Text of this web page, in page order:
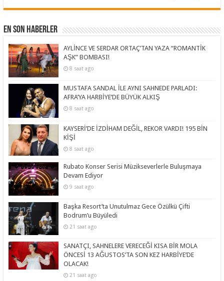
En Son Haberler
AYLİNCE VE SERDAR ORTAÇ’TAN YAZA “ROMANTİK
AŞK” BOMBASI!
8 saat ago
MUSTAFA SANDAL İLE AYNI SAHNEDE PARLADI:
AFRA’YA HARBİYE’DE BÜYÜK ALKIŞ
8 saat ago
KAYSERİ’DE İZDİHAM DEĞİL, REKOR VARDI! 195 BİN
KİŞİ
8 saat ago
Rubato Konser Serisi Müzikseverlerle Buluşmaya
Devam Ediyor
9 saat ago
Başka Resort’ta Unutulmaz Gece Özülkü Çifti
Bodrum’u Büyüledi
21 saat ago
SANATÇI, SAHNELERE VERECEĞİ KISA BİR MOLA
ÖNCESİ 13 AĞUSTOS’TA SON KEZ HARBİYE’DE
OLACAK!
21 saat ago